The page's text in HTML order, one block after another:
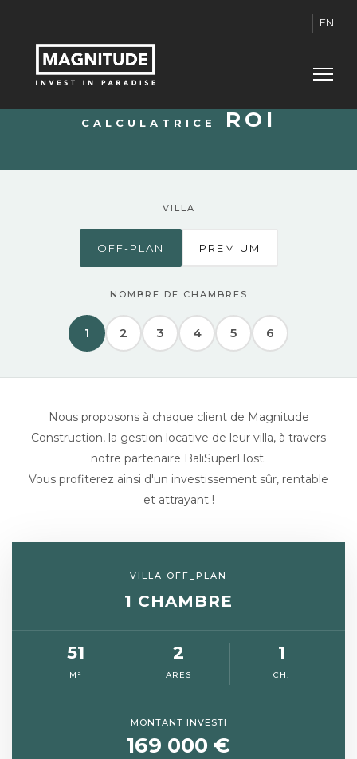
EN
CALCULATRICE ROI
VILLA
OFF-PLAN PREMIUM
NOMBRE DE CHAMBRES
1 2 3 4 5 6
Nous proposons à chaque client de Magnitude
Construction, la gestion locative de leur villa, à travers
notre partenaire BaliSuperHost.
Vous profiterez ainsi d'un investissement sûr, rentable
et attrayant !
VILLA OFF_PLAN
1 CHAMBRE
51
M²
2
ARES
1
CH.
MONTANT INVESTI
169 000 €